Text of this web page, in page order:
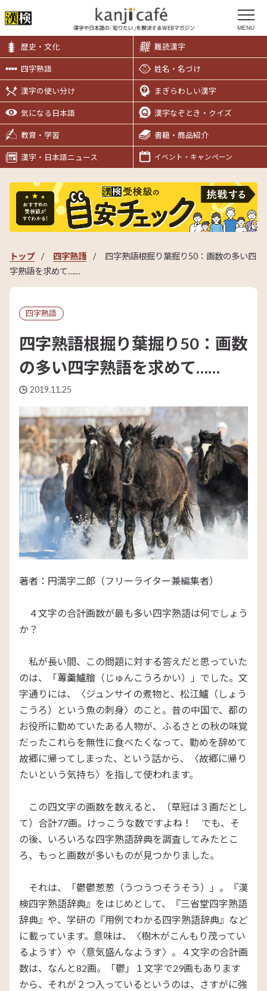
MENU
歴史・文化 難読漢字
四字熟語 姓名・名づけ
漢字の使い分け まぎらわしい漢字
気になる日本語 漢字なぞとき・クイズ
教育・学習 書籍・商品紹介
漢字・日本語ニュース イベント・キャンペーン
トップ 四字熟語
四字熟語根掘り葉掘り50：画数の多い四
字熟語を求めて……
四字熟語
四字熟語根掘り葉掘り50：画数
の多い四字熟語を求めて……
2019.11.25
著者：円満字二郎（フリーライター兼編集者）
４文字の合計画数が最も多い四字熟語は何でしょう
か？
私が長い間、この問題に対する答えだと思っていた
のは、「蓴羹鱸膾（じゅんこうろかい）」でした。文
字通りには、〈ジュンサイの煮物と、松江鱸（しょう
こうろ）という魚の刺身〉のこと。昔の中国で、都の
お役所に勤めていたある人物が、ふるさとの秋の味覚
だったこれらを無性に食べたくなって、勤めを辞めて
故郷に帰ってしまった、という話から、〈故郷に帰り
たいという気持ち〉を指して使われます。
この四文字の画数を数えると、（草冠は３画だとし
て）合計77画。けっこうな数ですよね！ でも、そ
の後、いろいろな四字熟語辞典を調査してみたとこ
ろ、もっと画数が多いものが見つかりました。
それは、「鬱鬱葱葱（うつうつそうそう）」。『漢
検四字熟語辞典』をはじめとして、『三省堂四字熟語
辞典』や、学研の『用例でわかる四字熟語辞典』など
に載っています。意味は、〈樹木がこんもり茂ってい
るようす〉や〈意気盛んなようす〉。４文字の合計画
数は、なんと82画。「鬱」１文字で29画もあります
から、それが２つ入っているというのは、さすがに強